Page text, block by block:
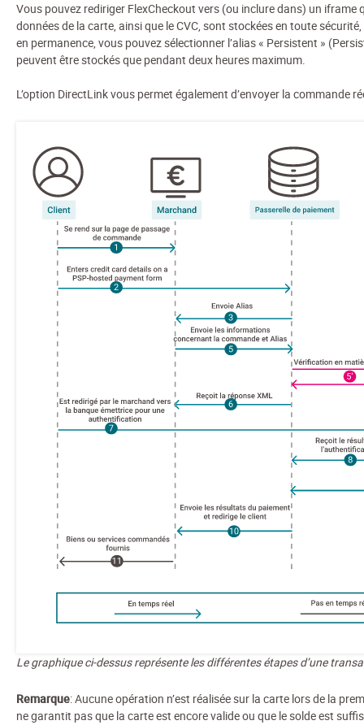
Vous pouvez rediriger FlexCheckout vers (ou inclure dans) un
données de la carte, ainsi que le CVC, sont stockées en toute
en permanence, vous pouvez sélectionner l’alias « Persistent »
peuvent être stockés que pendant deux heures maximum.
L’option DirectLink vous permet également d’envoyer la commande
Le graphique ci-dessus représente les différentes étapes d’une
Remarque: Aucune opération n’est réalisée sur la carte lors de la
ne garantit pas que la carte est encore valide ou que le solde est